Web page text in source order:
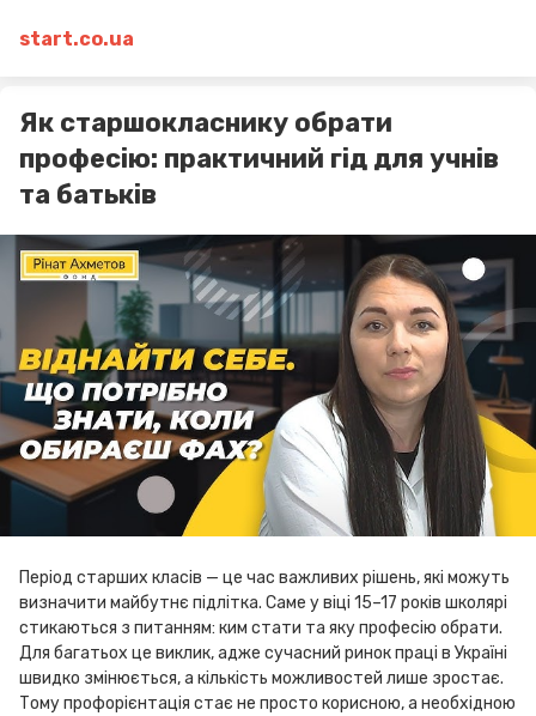
start.co.ua
Як старшокласнику обрати
професію: практичний гід для учнів
та батьків
Період старших класів — це час важливих рішень, які можуть
визначити майбутнє підлітка. Саме у віці 15–17 років школярі
стикаються з питанням: ким стати та яку професію обрати.
Для багатьох це виклик, адже сучасний ринок праці в Україні
швидко змінюється, а кількість можливостей лише зростає.
Тому профорієнтація стає не просто корисною, а необхідною